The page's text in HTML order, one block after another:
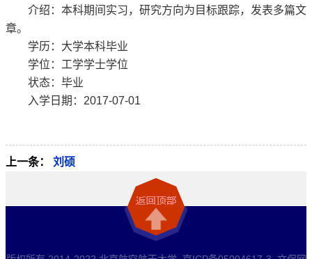
介绍：本科期间实习，研究方向为目标跟踪，发表多篇文
章。
学历：大学本科毕业
学位：工学学士学位
状态：毕业
入学日期：2017-07-01
上一条： 刘硕